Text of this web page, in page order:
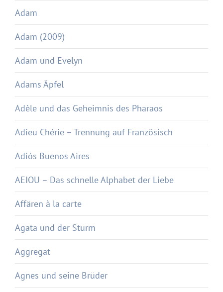
Adam
Adam (2009)
Adam und Evelyn
Adams Äpfel
Adèle und das Geheimnis des Pharaos
Adieu Chérie – Trennung auf Französisch
Adiós Buenos Aires
AEIOU – Das schnelle Alphabet der Liebe
Affären à la carte
Agata und der Sturm
Aggregat
Agnes und seine Brüder